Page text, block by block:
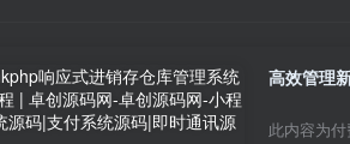
此内容为